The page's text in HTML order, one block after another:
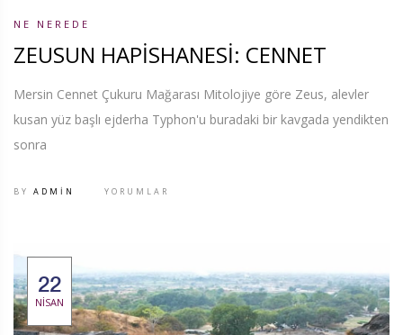
NE NEREDE
ZEUSUN HAPİSHANESİ: CENNET
Mersin Cennet Çukuru Mağarası Mitolojiye göre Zeus, alevler
kusan yüz başlı ejderha Typhon'u buradaki bir kavgada yendikten
sonra
BY ADMIN YORUMLAR
22
NISAN